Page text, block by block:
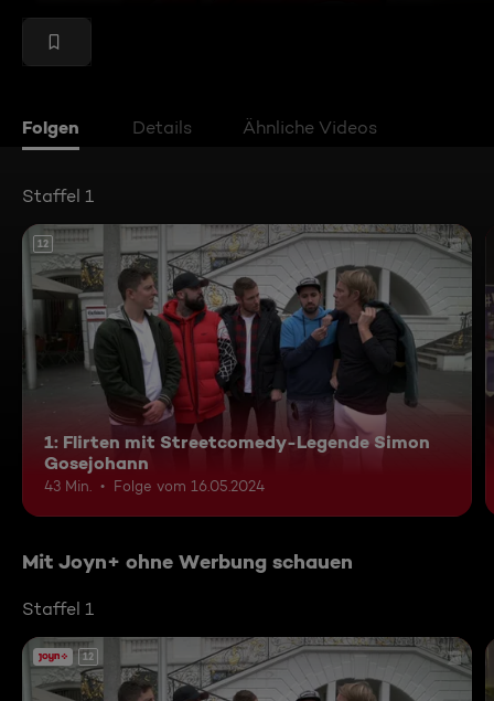
Folgen Details Ähnliche Videos
Staffel 1
12
1: Flirten mit Streetcomedy-Legende Simon
Gosejohann
43 Min. Folge vom 16.05.2024
Mit Joyn+ ohne Werbung schauen
Staffel 1
12